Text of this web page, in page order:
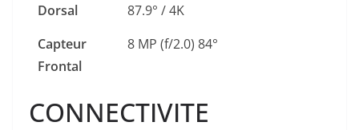
Dorsal
87.9° / 4K
Capteur
Frontal
8 MP (f/2.0) 84°
CONNECTIVITE